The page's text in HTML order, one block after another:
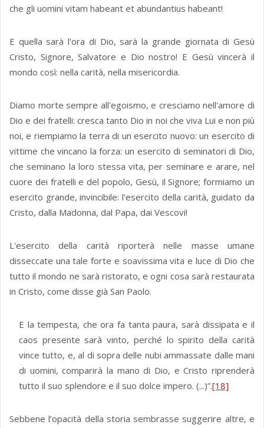
che gli uomini vitam habeant et abundantius habeant!
E quella sarà l'ora di Dio, sarà la grande giornata di Gesù
Cristo, Signore, Salvatore e Dio nostro! E Gesù vincerà il
mondo così: nella carità, nella misericordia.
Diamo morte sempre all'egoismo, e cresciamo nell'amore di
Dio e dei fratelli: cresca tanto Dio in noi che viva Lui e non più
noi, e riempiamo la terra di un esercito nuovo: un esercito di
vittime che vincano la forza: un esercito di seminatori di Dio,
che seminano la loro stessa vita, per seminare e arare, nel
cuore dei fratelli e del popolo, Gesù, il Signore; formiamo un
esercito grande, invincibile: l'esercito della carità, guidato da
Cristo, dalla Madonna, dal Papa, dai Vescovi!
L'esercito della carità riporterà nelle masse umane
disseccate una tale forte e soavissima vita e luce di Dio che
tutto il mondo ne sarà ristorato, e ogni cosa sarà restaurata
in Cristo, come disse già San Paolo.
E la tempesta, che ora fa tanta paura, sarà dissipata e il
caos presente sarà vinto, perché lo spirito della carità
vince tutto, e, al di sopra delle nubi ammassate dalle mani
di uomini, comparirà la mano di Dio, e Cristo riprenderà
tutto il suo splendore e il suo dolce impero. (...)”.[18]
Sebbene l’opacità della storia sembrasse suggerire altre, e